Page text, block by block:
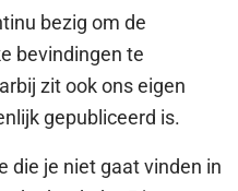
bezig om de
bevindingen te
zit ook ons eigen
gepubliceerd is.
die je niet gaat vinden in